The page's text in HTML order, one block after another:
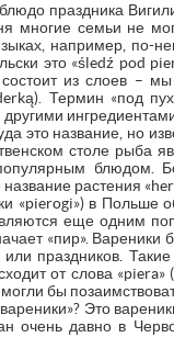
праздника
семьи не
например, по-
это «śledź pod
из слоев –
Термин «под
это название, но
столе рыба
блюдом.
растения
«pierogi») в Польше
еще одним
«пир».
праздников.
от слова
бы
Это
очень давно в